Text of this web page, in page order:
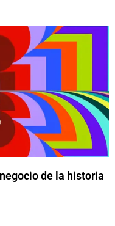
de la historia